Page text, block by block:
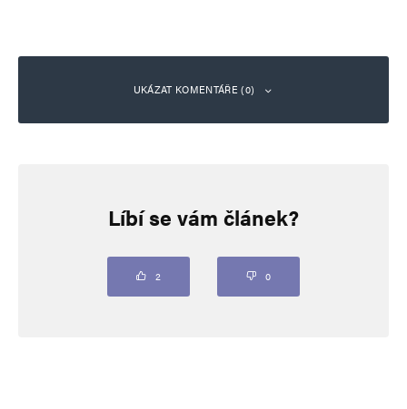
UKÁZAT KOMENTÁŘE (0)
Vaše e-mailová adresa nebude zveřejněna. Vyžadované informace jsou
Líbí se vám článek?
2 0